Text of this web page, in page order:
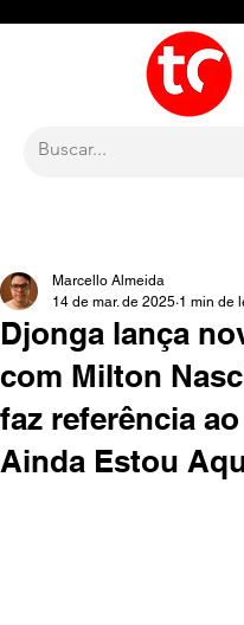
Djonga lança
com Milton
faz referência
Ainda Estou
Marcello Almeida
14 de mar. de 2025 1 min de